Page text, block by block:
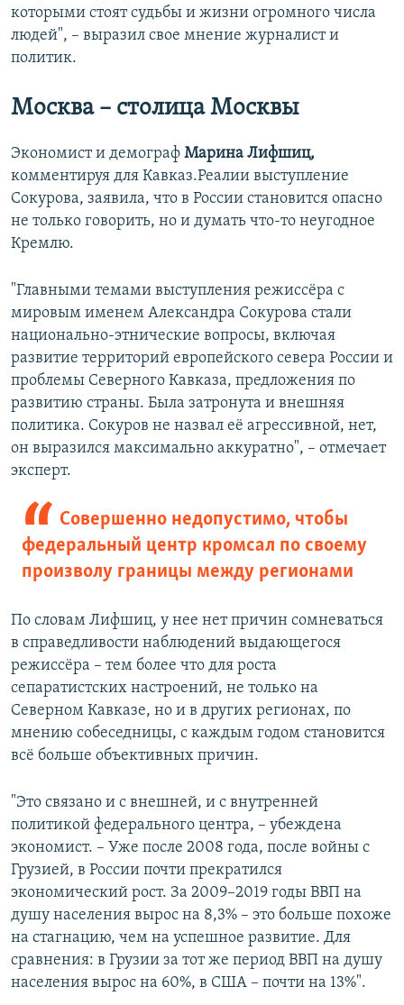
которыми стоят судьбы и жизни огромного числа
людей", – выразил свое мнение журналист и
политик.
Москва – столица Москвы
Экономист и демограф Марина Лифшиц,
комментируя для Кавказ.Реалии выступление
Сокурова, заявила, что в России становится опасно
не только говорить, но и думать что-то неугодное
Кремлю.
"Главными темами выступления режиссёра с
мировым именем Александра Сокурова стали
национально-этнические вопросы, включая
развитие территорий европейского севера России и
проблемы Северного Кавказа, предложения по
развитию страны. Была затронута и внешняя
политика. Сокуров не назвал её агрессивной, нет,
он выразился максимально аккуратно", – отмечает
эксперт.
Совершенно недопустимо, чтобы
федеральный центр кромсал по своему
произволу границы между регионами
По словам Лифшиц, у нее нет причин сомневаться
в справедливости наблюдений выдающегося
режиссёра – тем более что для роста
сепаратистских настроений, не только на
Северном Кавказе, но и в других регионах, по
мнению собеседницы, с каждым годом становится
всё больше объективных причин.
"Это связано и с внешней, и с внутренней
политикой федерального центра, – убеждена
экономист. – Уже после 2008 года, после войны с
Грузией, в России почти прекратился
экономический рост. За 2009–2019 годы ВВП на
душу населения вырос на 8,3% – это больше похоже
на стагнацию, чем на успешное развитие. Для
сравнения: в Грузии за тот же период ВВП на душу
населения вырос на 60%, в США – почти на 13%".